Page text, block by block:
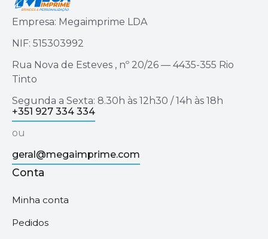
Empresa: Megaimprime LDA
NIF: 515303992
Rua Nova de Esteves , nº 20/26 — 4435-355 Rio
Tinto
Segunda a Sexta: 8.30h às 12h30 / 14h às 18h
+351 927 334 334
ou
geral@megaimprime.com
Conta
Minha conta
Pedidos